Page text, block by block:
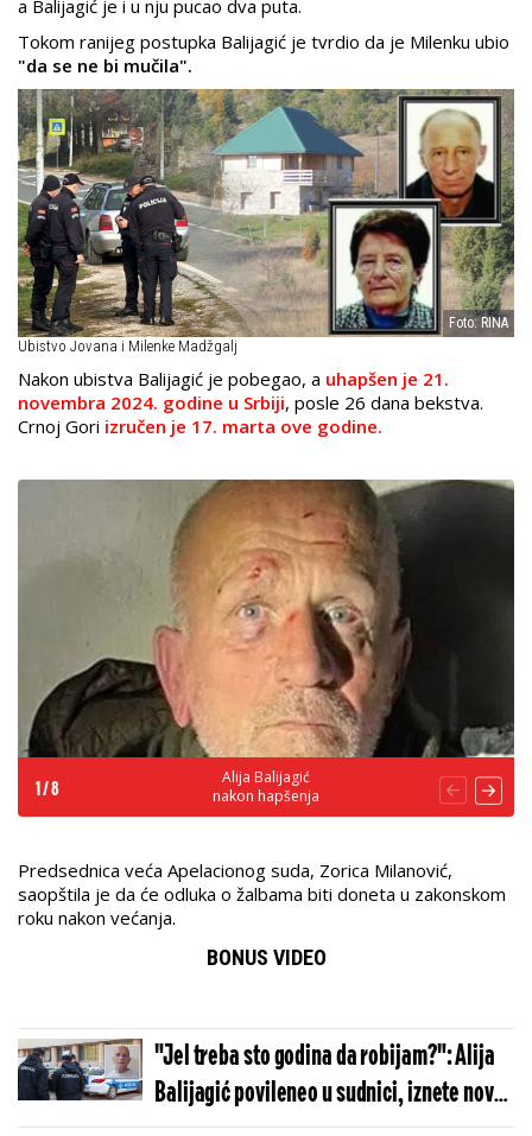
a Balijagić je i u nju pucao dva puta.
Tokom ranijeg postupka Balijagić je tvrdio da je Milenku ubio
"da se ne bi mučila".
Foto: RINA
Ubistvo Jovana i Milenke Madžgalj
Nakon ubistva Balijagić je pobegao, a uhapšen je 21.
novembra 2024. godine u Srbiji, posle 26 dana bekstva.
Crnoj Gori izručen je 17. marta ove godine.
Alija Balijagić
nakon hapšenja
1 /8
Predsednica veća Apelacionog suda, Zorica Milanović,
saopštila je da će odluka o žalbama biti doneta u zakonskom
roku nakon većanja.
BONUS VIDEO
"Jel treba sto godina da robijam?": Alija
Balijagić povileneo u sudnici, iznete nove